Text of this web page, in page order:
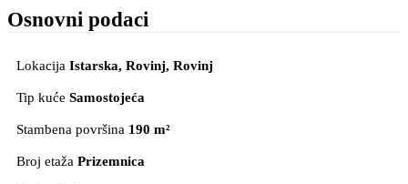
Osnovni podaci
Lokacija Istarska, Rovinj, Rovinj
Tip kuće Samostojeća
Stambena površina 190 m²
Broj etaža Prizemnica